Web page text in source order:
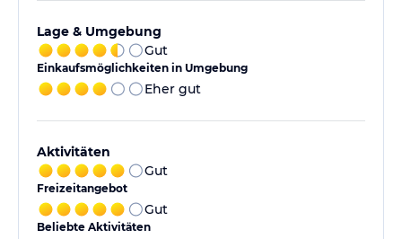
Lage & Umgebung
Gut
Einkaufsmöglichkeiten in Umgebung
Eher gut
Aktivitäten
Gut
Freizeitangebot
Gut
Beliebte Aktivitäten